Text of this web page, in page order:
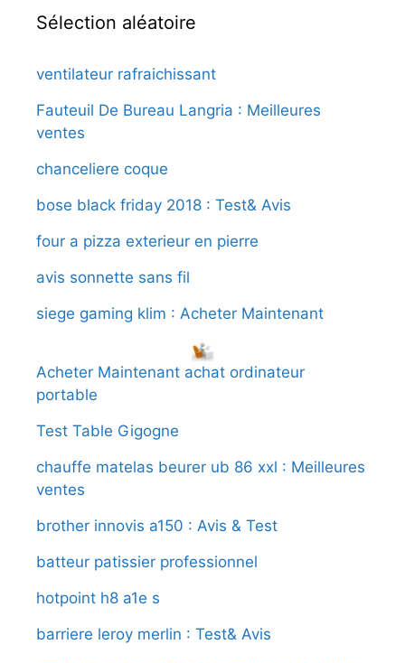
Sélection aléatoire
ventilateur rafraichissant
Fauteuil De Bureau Langria : Meilleures
ventes
chanceliere coque
bose black friday 2018 : Test& Avis
four a pizza exterieur en pierre
avis sonnette sans fil
siege gaming klim : Acheter Maintenant
Acheter Maintenant achat ordinateur
portable
Test Table Gigogne
chauffe matelas beurer ub 86 xxl : Meilleures
ventes
brother innovis a150 : Avis & Test
batteur patissier professionnel
hotpoint h8 a1e s
barriere leroy merlin : Test& Avis